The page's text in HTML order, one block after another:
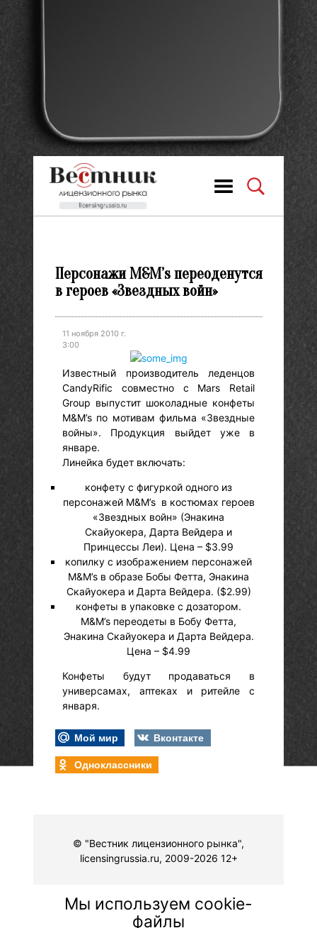
Персонажи M&M’s переоденутся
в героев «Звездных войн»
11 ноября 2010 г.
3:00
Известный производитель леденцов
CandyRific совместно с Mars Retail
Group выпустит шоколадные конфеты
M&M’s по мотивам фильма «Звездные
войны». Продукция выйдет уже в
январе.
Линейка будет включать:
конфету с фигуркой одного из
персонажей M&M’s в костюмах героев
«Звездных войн» (Энакина
Скайуокера, Дарта Вейдера и
Принцессы Леи). Цена – $3.99
копилку с изображением персонажей
M&M’s в образе Бобы Фетта, Энакина
Скайуокера и Дарта Вейдера. ($2.99)
конфеты в упаковке с дозатором.
M&M’s переодеты в Бобу Фетта,
Энакина Скайуокера и Дарта Вейдера.
Цена – $4.99
Конфеты будут продаваться в
универсамах, аптеках и ритейле с
января.
Мой мир
Вконтакте
Одноклассники
© "Вестник лицензионного рынка",
licensingrussia.ru, 2009-2026 12+
Мы используем cookie-
файлы